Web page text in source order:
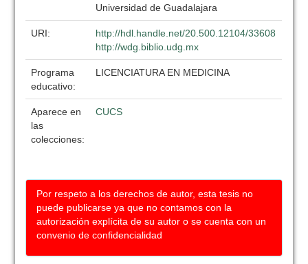
Universidad de Guadalajara
URI:
http://hdl.handle.net/20.500.12104/33608
http://wdg.biblio.udg.mx
Programa
educativo:
LICENCIATURA EN MEDICINA
Aparece en
las
colecciones:
CUCS
Por respeto a los derechos de autor, esta tesis no
puede publicarse ya que no contamos con la
autorización explícita de su autor o se cuenta con un
convenio de confidencialidad